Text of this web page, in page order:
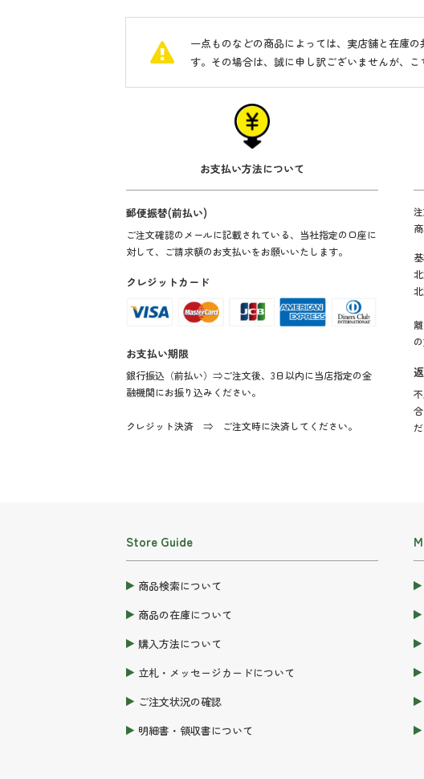
一点ものなどの商品によっては、実店舗と在庫
す。その場合は、誠に申し訳ございませんが、
お支払い方法について
郵便振替(前払い)
ご注文確認のメールに記載されている、当社指定の口座に
対して、ご請求額のお支払いをお願いいたします。
クレジットカード
お支払い期限
銀行振込（前払い）⇒ご注文後、3日以内に当店指定の金
融機関にお振り込みください。
クレジット決済 ⇒ ご注文時に決済してください。
Store Guide
商品検索について
商品の在庫について
購入方法について
立札・メッセージカードについて
ご注文状況の確認
明細書・領収書について